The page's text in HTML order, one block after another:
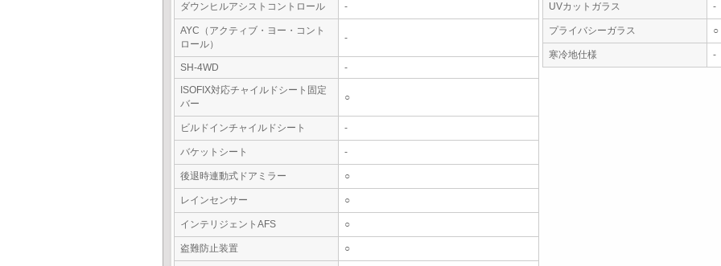
ダウンヒルアシストコントロール -
AYC（アクティブ・ヨー・コント
ロール）
-
SH-4WD
-
ISOFIX対応チャイルドシート固定
バー
○
ビルドインチャイルドシート -
バケットシート -
後退時連動式ドアミラー ○
レインセンサー ○
インテリジェントAFS ○
盗難防止装置 ○
UVカットガラス -
プライバシーガラス ○
寒冷地仕様 -